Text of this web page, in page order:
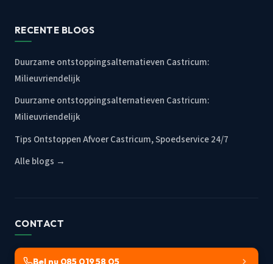
RECENTE BLOGS
Duurzame ontstoppingsalternatieven Castricum:
Milieuvriendelijk
Duurzame ontstoppingsalternatieven Castricum:
Milieuvriendelijk
Tips Ontstoppen Afvoer Castricum, Spoedservice 24/7
Alle blogs →
CONTACT
Bel nu 085 019 58 05